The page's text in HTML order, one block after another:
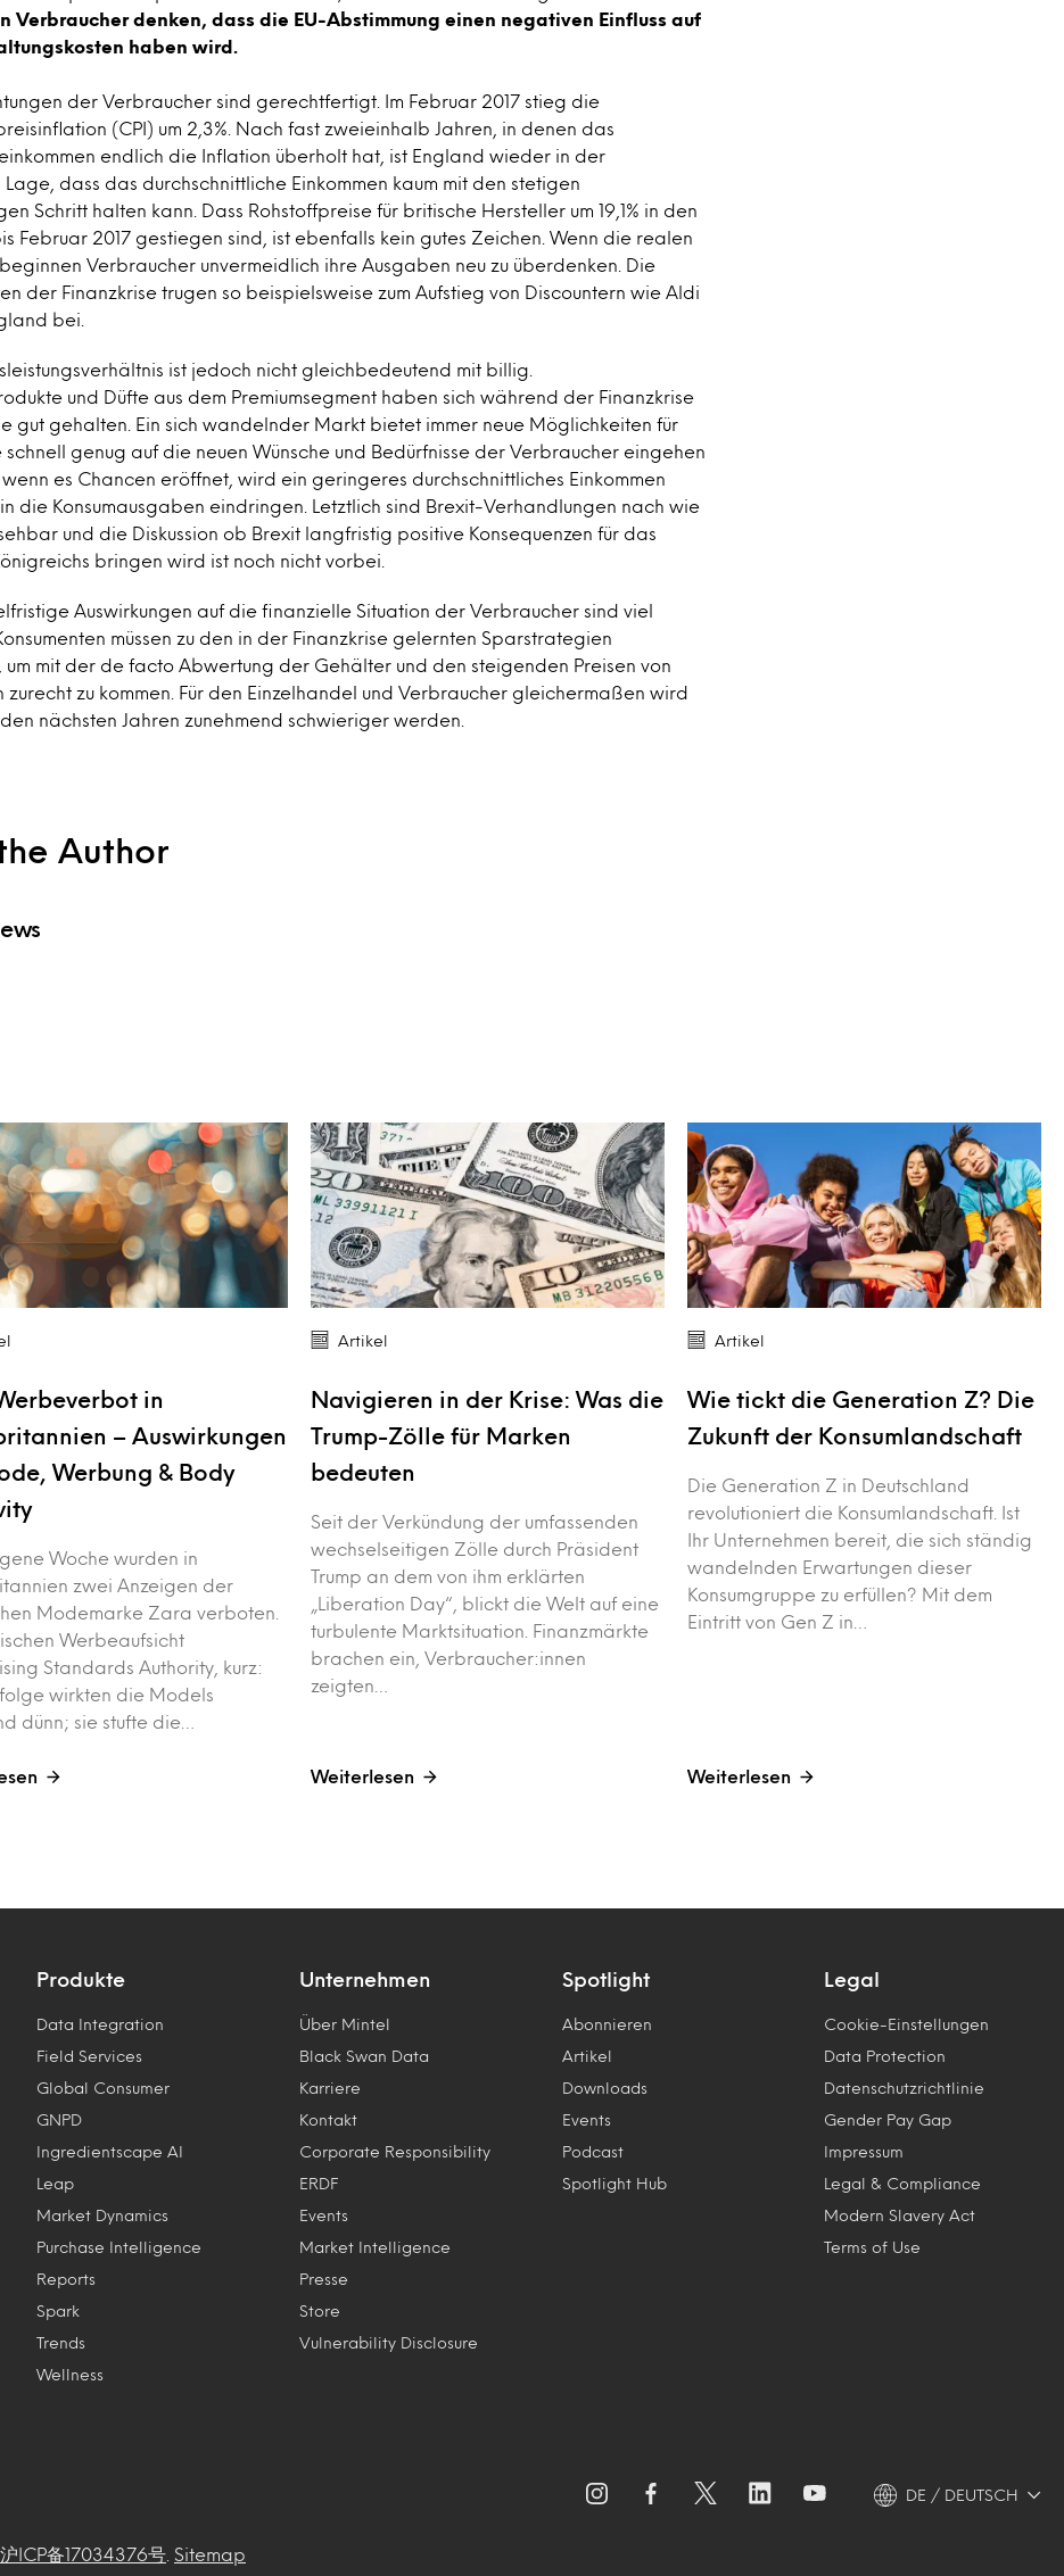
Verbraucher denken, dass die EU-Abstimmung einen negativen Einfluss auf
haben wird.
der Verbraucher sind gerechtfertigt. Im Februar 2017 stieg die
(CPI) um 2,3%. Nach fast zweieinhalb Jahren, in denen das
endlich die Inflation überholt hat, ist England wieder in der
Lage, dass das durchschnittliche Einkommen kaum mit den stetigen
Schritt halten kann. Dass Rohstoffpreise für britische Hersteller um 19,1% in den
Februar 2017 gestiegen sind, ist ebenfalls kein gutes Zeichen. Wenn die realen
beginnen Verbraucher unvermeidlich ihre Ausgaben neu zu überdenken. Die
der Finanzkrise trugen so beispielsweise zum Aufstieg von Discountern wie Aldi
bei.
ist jedoch nicht gleichbedeutend mit billig.
und Düfte aus dem Premiumsegment haben sich während der Finanzkrise
gut gehalten. Ein sich wandelnder Markt bietet immer neue Möglichkeiten für
schnell genug auf die neuen Wünsche und Bedürfnisse der Verbraucher eingehen
wenn es Chancen eröffnet, wird ein geringeres durchschnittliches Einkommen
die Konsumausgaben eindringen. Letztlich sind Brexit-Verhandlungen nach wie
und die Diskussion ob Brexit langfristig positive Konsequenzen für das
bringen wird ist noch nicht vorbei.
Auswirkungen auf die finanzielle Situation der Verbraucher sind viel
müssen zu den in der Finanzkrise gelernten Sparstrategien
um mit der de facto Abwertung der Gehälter und den steigenden Preisen von
zurecht zu kommen. Für den Einzelhandel und Verbraucher gleichermaßen wird
nächsten Jahren zunehmend schwieriger werden.
Author
in
– Auswirkungen
Werbung & Body
Woche wurden in
zwei Anzeigen der
Modemarke Zara verboten.
Werbeaufsicht
Standards Authority, kurz:
wirkten die Models
dünn; sie stufte die…
Artikel
Navigieren in der Krise: Was die
Trump-Zölle für Marken
bedeuten
Seit der Verkündung der umfassenden
wechselseitigen Zölle durch Präsident
Trump an dem von ihm erklärten
„Liberation Day“, blickt die Welt auf eine
turbulente Marktsituation. Finanzmärkte
brachen ein, Verbraucher:innen
zeigten…
Weiterlesen
Artikel
Wie tickt die Generation Z? Die
Zukunft der Konsumlandschaft
Die Generation Z in Deutschland
revolutioniert die Konsumlandschaft. Ist
Ihr Unternehmen bereit, die sich ständig
wandelnden Erwartungen dieser
Konsumgruppe zu erfüllen? Mit dem
Eintritt von Gen Z in…
Weiterlesen
Produkte
Data Integration
Field Services
Global Consumer
GNPD
Ingredientscape AI
Leap
Market Dynamics
Purchase Intelligence
Reports
Spark
Trends
Wellness
Unternehmen
Über Mintel
Black Swan Data
Karriere
Kontakt
Corporate Responsibility
ERDF
Events
Market Intelligence
Presse
Store
Vulnerability Disclosure
Spotlight
Abonnieren
Artikel
Downloads
Events
Podcast
Spotlight Hub
Legal
Cookie-Einstellungen
Data Protection
Datenschutzrichtlinie
Gender Pay Gap
Impressum
Legal & Compliance
Modern Slavery Act
Terms of Use
DE / DEUTSCH
沪ICP备17034376号 Sitemap